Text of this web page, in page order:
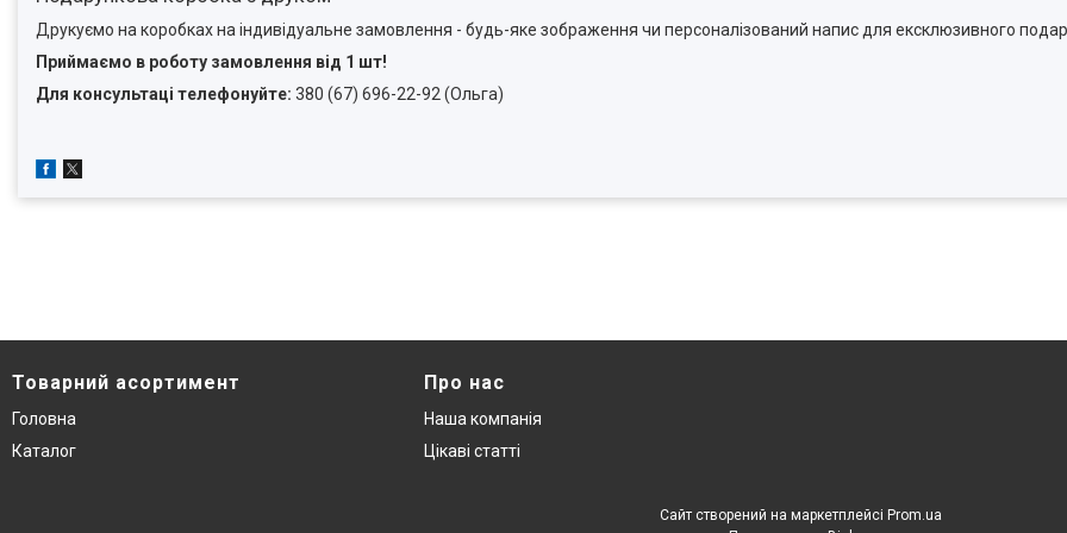
Друкуємо на коробках на індивідуальне замовлення - будь-яке зображення чи персоналізований напис для ексклюзивного
Приймаємо в роботу замовлення від 1 шт!
Для консультаці телефонуйте: 380 (67) 696-22-92 (Ольга)
Товарний асортимент
Головна
Каталог
Про нас
Наша компанія
Цікаві статті
Сайт створений на маркетплейсі Prom.ua